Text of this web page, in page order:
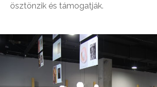
ösztönzik és támogatják.